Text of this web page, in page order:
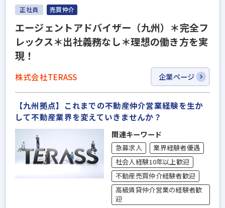
正社員 売買仲介
エージェントアドバイザー（九州）＊完全フ
レックス＊出社義務なし＊理想の働き方を実
現！
株式会社TERASS 企業ページ
【九州拠点】これまでの不動産仲介営業経験を生か
して不動産業界を変えていきませんか？
関連キーワード
急募求人
業界経験者優遇
社会人経験10年以上歓迎
不動産売買仲介経験者歓迎
高級賃貸仲介営業の経験者歓
迎